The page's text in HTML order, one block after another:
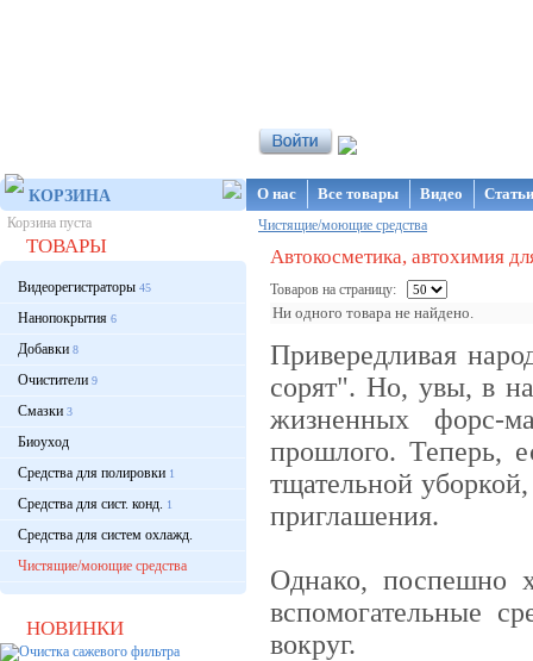
КОРЗИНА
Корзина пуста
ТОВАРЫ
Видеорегистраторы 45
Нанопокрытия 6
Добавки 8
Очистители 9
Смазки 3
Биоуход
Средства для полировки 1
Средства для сист. конд. 1
Средства для систем охлажд.
Чистящие/моющие средства
НОВИНКИ
О нас Все товары Видео
Чистящие/моющие средства
Автокосметика, автохимия
Товаров на страницу:
Ни одного товара не найдено.
Привередливая
сорят". Но, увы, в
жизненных форс-
прошлого. Теперь,
тщательной уборкой,
приглашения.
Однако, поспешно
вспомогательные
вокруг.